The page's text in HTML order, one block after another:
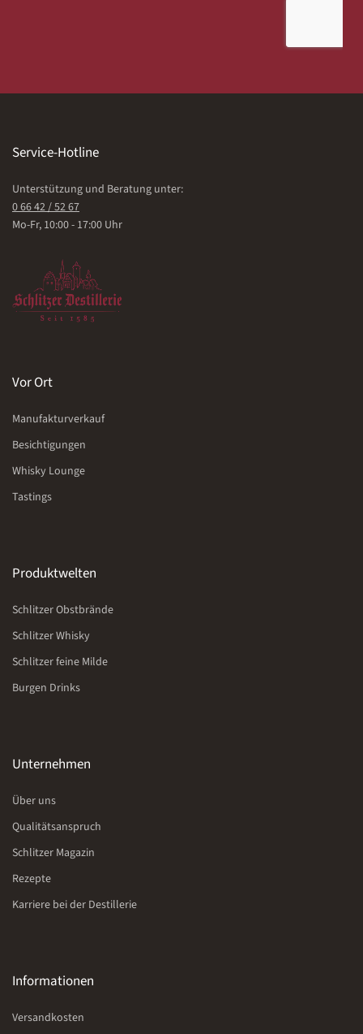
Service-Hotline
Unterstützung und Beratung unter:
0 66 42 / 52 67
Mo-Fr, 10:00 - 17:00 Uhr
Vor Ort
Manufakturverkauf
Besichtigungen
Whisky Lounge
Tastings
Produktwelten
Schlitzer Obstbrände
Schlitzer Whisky
Schlitzer feine Milde
Burgen Drinks
Unternehmen
Über uns
Qualitätsanspruch
Schlitzer Magazin
Rezepte
Karriere bei der Destillerie
Informationen
Versandkosten